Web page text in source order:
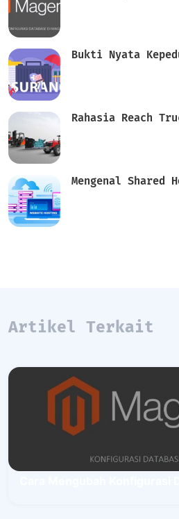
Bukti Nyata
Rahasia Reach
Mengenal Shared
Artikel Terkait